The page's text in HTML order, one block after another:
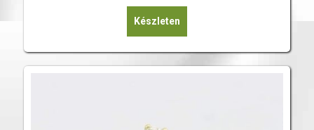
Készleten